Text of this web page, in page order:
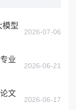
模型
2026-07-06
业
2026-06-21
文
2026-06-17